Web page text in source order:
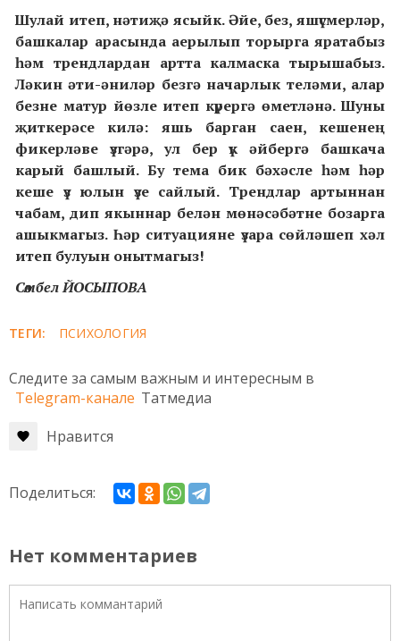
Шулай итеп, нәтиҗә ясыйк. Әйе, без, яшүсмерләр,
башкалар арасында аерылып торырга яратабыз
һәм трендлардан артта калмаска тырышабыз.
Ләкин әти-әниләр безгә начарлык теләми, алар
безне матур йөзле итеп күрергә өметләнә. Шуны
җиткерәсе килә: яшь барган саен, кешенең
фикерләве үзгәрә, ул бер үк әйбергә башкача
карый башлый. Бу тема бик бәхәсле һәм һәр
кеше үз юлын үзе сайлый. Трендлар артыннан
чабам, дип якыннар белән мөнәсәбәтне бозарга
ашыкмагыз. Һәр ситуацияне үзара сөйләшеп хәл
итеп булуын онытмагыз!
Сөмбел ЙОСЫПОВА
ТЕГИ: ПСИХОЛОГИЯ
Следите за самым важным и интересным в
Telegram-канале Татмедиа
Нравится
Поделиться:
Нет комментариев